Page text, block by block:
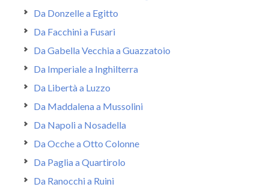
Da Donzelle a Egitto
Da Facchini a Fusari
Da Gabella Vecchia a Guazzatoio
Da Imperiale a Inghilterra
Da Libertà a Luzzo
Da Maddalena a Mussolini
Da Napoli a Nosadella
Da Ocche a Otto Colonne
Da Paglia a Quartirolo
Da Ranocchi a Ruini